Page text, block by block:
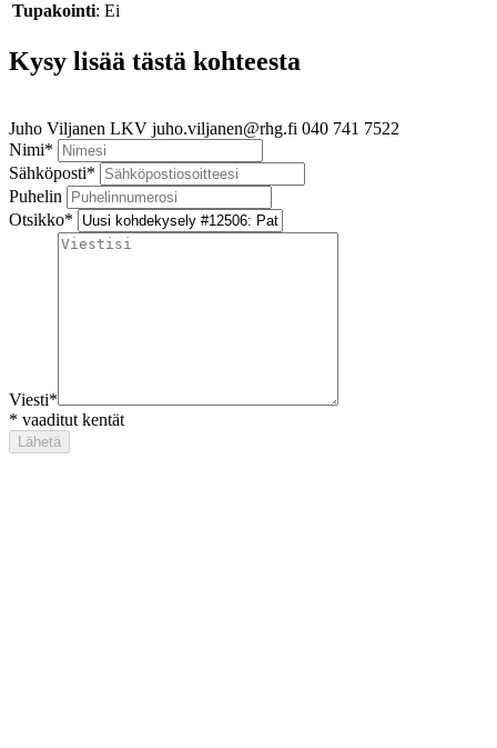
Tupakointi: Ei
Kysy lisää tästä kohteesta
Juho Viljanen LKV juho.viljanen@rhg.fi 040 741 7522
Nimi*
Sähköposti*
Puhelin
Otsikko*
Viesti*
* vaaditut kentät